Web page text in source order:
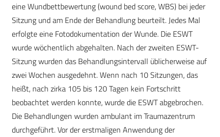
eine Wundbettbewertung (wound bed score, WBS) bei jeder
Sitzung und am Ende der Behandlung beurteilt. Jedes Mal
erfolgte eine Fotodokumentation der Wunde. Die ESWT
wurde wöchentlich abgehalten. Nach der zweiten ESWT-
Sitzung wurden das Behandlungsintervall üblicherweise auf
zwei Wochen ausgedehnt. Wenn nach 10 Sitzungen, das
heißt, nach zirka 105 bis 120 Tagen kein Fortschritt
beobachtet werden konnte, wurde die ESWT abgebrochen.
Die Behandlungen wurden ambulant im Traumazentrum
durchgeführt. Vor der erstmaligen Anwendung der